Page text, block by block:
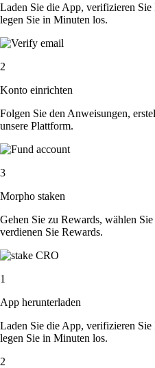
Laden Sie die App, verifizieren
legen Sie in Minuten los.
2
Konto einrichten
Folgen Sie den Anweisungen,
unsere Plattform.
3
Morpho staken
Gehen Sie zu Rewards, wählen
verdienen Sie Rewards.
1
App herunterladen
Laden Sie die App, verifizieren
legen Sie in Minuten los.
2